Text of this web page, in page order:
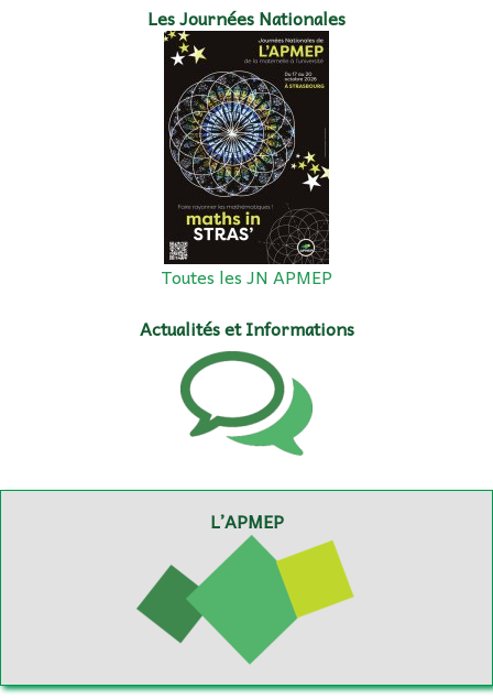
Les Journées Nationales
Toutes les JN APMEP
Actualités et Informations
L’APMEP